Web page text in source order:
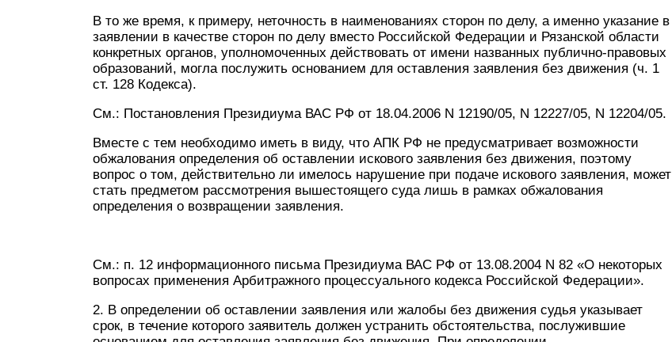
В то же время, к примеру, неточность в наименованиях сторон по делу, а именно указание в
заявлении в качестве сторон по делу вместо Российской Федерации и Рязанской области
конкретных органов, уполномоченных действовать от имени названных публично-правовых
образований, могла послужить основанием для оставления заявления без движения (ч. 1
ст. 128 Кодекса).
См.: Постановления Президиума ВАС РФ от 18.04.2006 N 12190/05, N 12227/05, N 12204/05.
Вместе с тем необходимо иметь в виду, что АПК РФ не предусматривает возможности
обжалования определения об оставлении искового заявления без движения, поэтому
вопрос о том, действительно ли имелось нарушение при подаче искового заявления, может
стать предметом рассмотрения вышестоящего суда лишь в рамках обжалования
определения о возвращении заявления.
См.: п. 12 информационного письма Президиума ВАС РФ от 13.08.2004 N 82 «О некоторых
вопросах применения Арбитражного процессуального кодекса Российской Федерации».
2. В определении об оставлении заявления или жалобы без движения судья указывает
срок, в течение которого заявитель должен устранить обстоятельства, послужившие